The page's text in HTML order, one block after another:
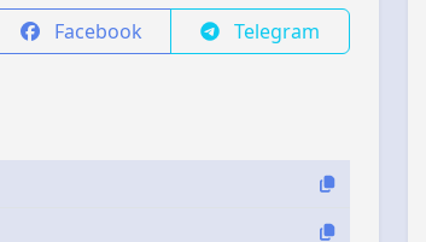
Facebook Telegram